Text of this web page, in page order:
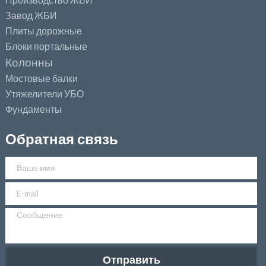
Завод ЖБИ
Плиты дорожные
Блоки портальные
Колонны
Мостовые балки
Утяжелители УБО
Фундаменты
Обратная связь